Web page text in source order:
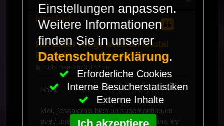
blackbird
Re: Laser rouge avec un cristal
PR+liyf4 pompé en 445nm.
Beitrag
Di 19 Sep, 2023 3:46 pm
Salut,
Moi, j'essaierais bien un supercontinuum
avec une fibre multimode comme dans les
Einstellungen anpassen.
Weitere Informationen
finden Sie in unserer
Datenschutzerklärung.
Erforderliche Cookies
Interne Besucherstatistiken
Externe Inhalte